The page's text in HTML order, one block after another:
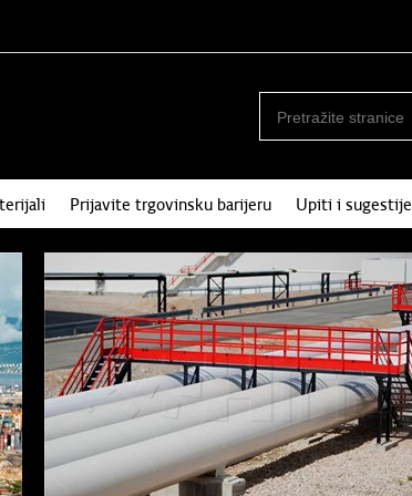
Prijavite trgovinsku barijeru Upiti i sugestije